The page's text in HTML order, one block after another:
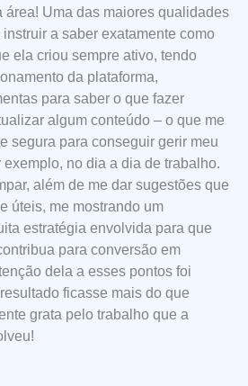
área! Uma das maiores qualidades
a saber exatamente como
ela criou sempre ativo, tendo
da plataforma,
para saber o que fazer
algum conteúdo – o que me
segura para conseguir gerir meu
no dia a dia de trabalho.
além de me dar sugestões que
úteis, me mostrando um
estratégia envolvida para que
para conversão em
dela a esses pontos foi
ficasse mais do que
grata pelo trabalho que a